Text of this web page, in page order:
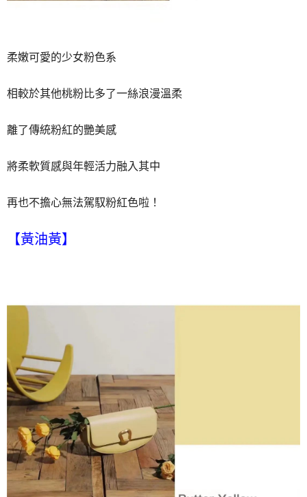
柔嫩可愛的少女粉色系
相較於其他桃粉比多了一絲浪漫溫柔
離了傳統粉紅的艷美感
將柔軟質感與年輕活力融入其中
再也不擔心無法駕馭粉紅色啦！
【黃油黃】